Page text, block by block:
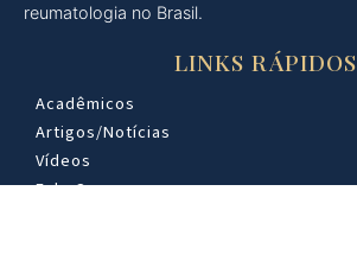
reumatologia no Brasil.
LINKS RÁPIDOS
Acadêmicos
Artigos/Notícias
Vídeos
Fale Conosco